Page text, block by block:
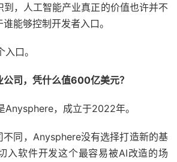
，人工智能产业真正的价值也许并不
能够控制开发者入口。
口。
司，凭什么值600亿美元？
Anysphere，成立于2022年。
不同，Anysphere没有选择打造新的基
入软件开发这个最容易被AI改造的场